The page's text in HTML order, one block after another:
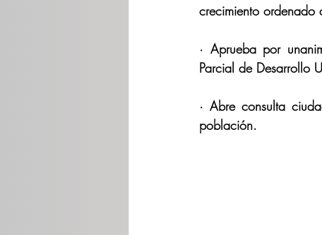
crecimiento
· Aprueba por
Parcial de Desarrollo
· ⁠Abre consulta
población.